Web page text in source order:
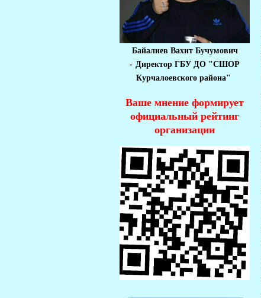
Байалиев Вахит Бучумович
- Директор ГБУ ДО "СШОР
Курчалоевского района"
Ваше мнение формирует
официальный рейтинг
организации